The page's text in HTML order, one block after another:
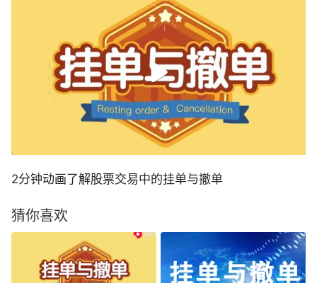
2分钟动画了解股票交易中的挂单与撤单
猜你喜欢